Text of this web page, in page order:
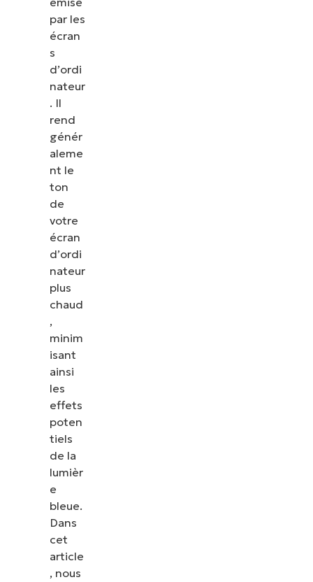
par les
écran
s
d’ordi
nateur
. Il
rend
génér
aleme
nt le
ton
de
votre
écran
d’ordi
nateur
plus
chaud
,
minim
isant
ainsi
les
effets
poten
tiels
de la
lumièr
e
bleue.
Dans
cet
article
, nous